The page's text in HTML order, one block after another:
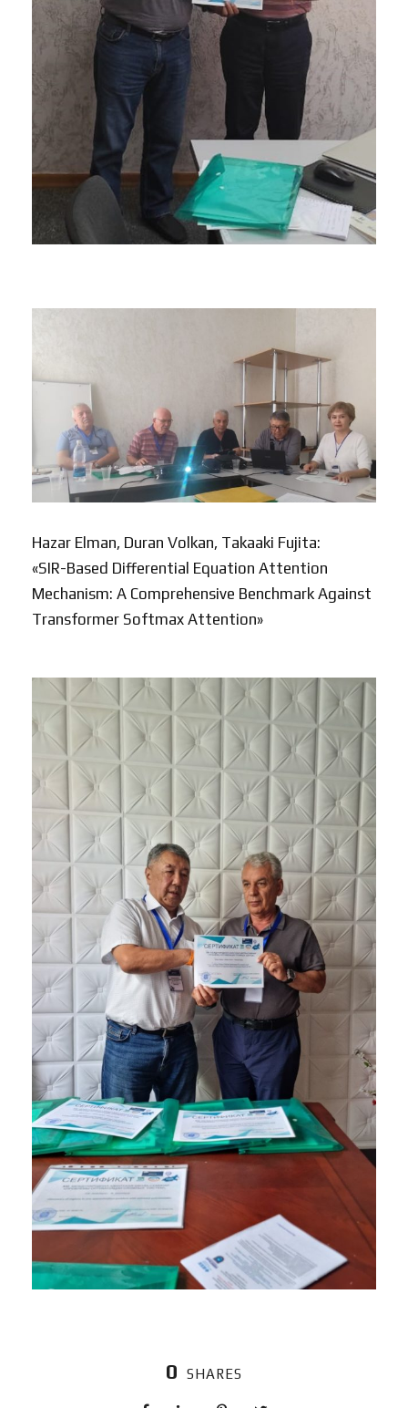
Hazar Elman, Duran Volkan, Takaaki Fujita:
«SIR-Based Differential Equation Attention
Mechanism: A Comprehensive Benchmark Against
Transformer Softmax Attention»
0 SHARES